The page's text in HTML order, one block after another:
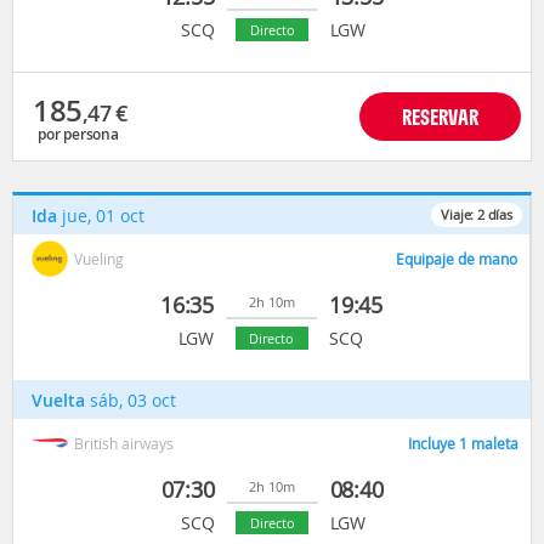
SCQ
Directo
LGW
185,47€
por persona
RESERVAR
Viaje: 2 días
Ida jue, 01 oct
Vueling Equipaje de mano
16:35
LGW
2h 10m
Directo
19:45
SCQ
Vuelta sáb, 03 oct
British airways Incluye 1 maleta
07:30
SCQ
2h 10m
Directo
08:40
LGW